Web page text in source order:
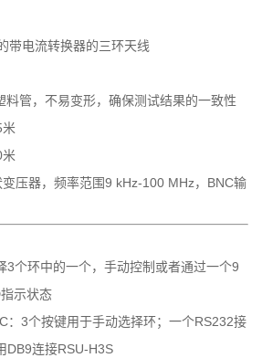
带电流转换器的三环天线
料管，不易变形，确保测试结果的一致性
米
米
压器，频率范围9 kHz-100 MHz，BNC输
3个环中的一个，手动控制或者通过一个9
示状态
：3个按键用于手动选择环；一个RS232接
DB9连接RSU-H3S